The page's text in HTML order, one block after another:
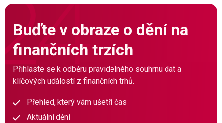
Buďte v obraze o dění na
finančních trzích
Přihlaste se k odběru pravidelného souhrnu dat a
klíčových událostí z finančních trhů.
Přehled, který vám ušetří čas
Aktuální dění